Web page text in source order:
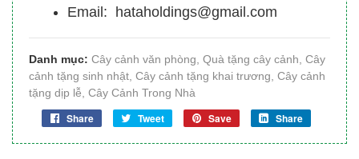
Email: hataholdings@gmail.com
Danh mục: Cây cảnh văn phòng Quà tặng cây cảnh Cây
cảnh tặng sinh nhật Cây cảnh tặng khai trương Cây cảnh
tặng dịp lễ Cây Cảnh Trong Nhà
Share Tweet Save Share